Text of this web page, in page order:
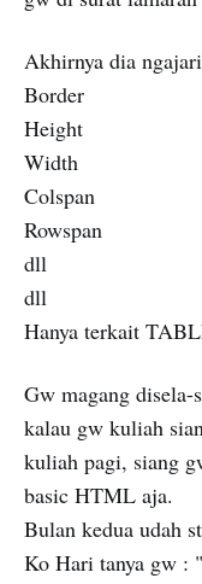
Akhirnya dia
Border
Height
Width
Colspan
Rowspan
dll
dll
Hanya terkait
Gw magang
kalau gw kuliah
kuliah pagi, siang
basic HTML aja.
Bulan kedua udah
Ko Hari tanya gw :